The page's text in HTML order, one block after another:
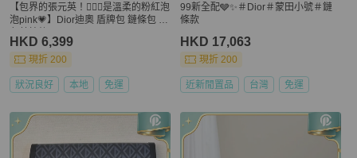
【包界的張元英！🧚🏻‍♀️是溫柔的粉紅泡
泡pink💗】Dior迪奧 盾牌包 鏈條包 粉
HKD 6,399
現折 200
狀況良好 本地 免運
99新全配🩶✨＃Dior＃蒙田小號＃鏈
條款
HKD 17,063
現折 200
近新閒置品 台灣 免運